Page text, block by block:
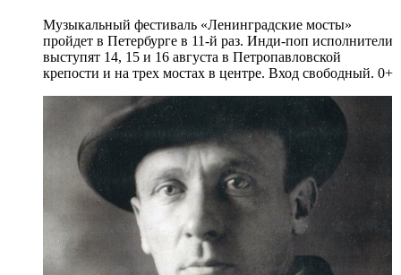
Музыкальный фестиваль «Ленинградские мосты»
пройдет в Петербурге в 11-й раз. Инди-поп исполнители
выступят 14, 15 и 16 августа в Петропавловской
крепости и на трех мостах в центре. Вход свободный. 0+